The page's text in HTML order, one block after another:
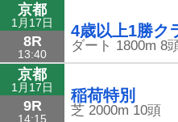
京都
1月17日
8R
13:40
4歳以上1勝ク
ダート 1800m 8
京都
1月17日
9R
14:15
稲荷特別
芝 2000m 10頭